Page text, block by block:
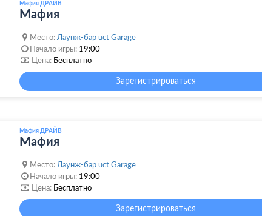
Мафия ДРАЙВ
Мафия
Место: Лаунж-бар uct Garage
Начало игры: 19:00
Цена: Бесплатно
Зарегистрироваться
Мафия ДРАЙВ
Мафия
Место: Лаунж-бар uct Garage
Начало игры: 19:00
Цена: Бесплатно
Зарегистрироваться